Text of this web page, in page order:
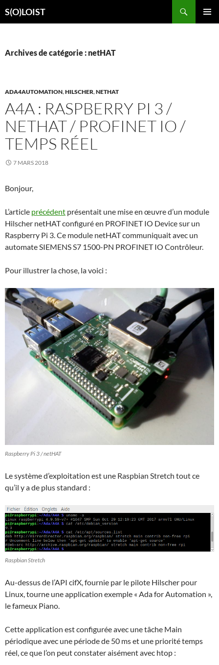
auS(O)LOIST
Archives de catégorie : netHAT
ADA4AUTOMATION,HILSCHER,NETHAT
A4A : RASPBERRY PI 3 /
NETHAT / PROFINET IO /
TEMPS RÉEL
7 MARS 2018
Bonjour,
L’article précédent présentait une mise en œuvre d’un module
Hilscher netHAT configuré en PROFINET IO Device sur un
Raspberry Pi 3. Ce module netHAT communiquait avec un
automate SIEMENS S7 1500-PN PROFINET IO Contrôleur.
Pour illustrer la chose, la voici :
Raspberry Pi 3 / netHAT
Le système d’exploitation est une Raspbian Stretch tout ce
qu’il y a de plus standard :
Raspbian Stretch
Au-dessus de l’API cifX, fournie par le pilote Hilscher pour
Linux, tourne une application exemple « Ada for Automation »,
le fameux Piano.
Cette application est configurée avec une tâche Main
périodique avec une période de 50 ms et une priorité temps
réel, ce que l’on peut constater aisément avec htop :